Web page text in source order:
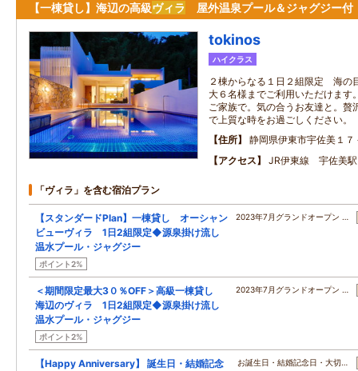
【一棟貸し】海辺の高級ヴィラ 屋外温泉プール＆ジャグジー付
tokinos
ハイクラス
２棟からなる１日２組限定 海
大６名様までご利用いただけます
ご家族で。気の合うお友達と。贅
で上質な時をお過ごしください。
住所
静岡県伊東市宇佐美１７
アクセス
JR伊東線 宇佐美駅
「ヴィラ」を含む宿泊プラン
【スタンダードPlan】一棟貸し オーシャン
ビューヴィラ 1日2組限定◆源泉掛け流し
温水プール・ジャグジー
ポイント2%
2023年7月グランドオープン …
＜期間限定最大3０％OFF＞高級一棟貸し
海辺のヴィラ 1日2組限定◆源泉掛け流し
温水プール・ジャグジー
ポイント2%
2023年7月グランドオープン …
【Happy Anniversary】 誕生日・結婚記念
お誕生日・結婚記念日・大切…